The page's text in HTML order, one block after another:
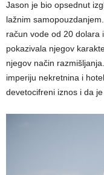
Jason je bio opsednut
lažnim
račun vode od 20 dolara
pokazivala njegov
njegov način
imperiju nekretnina i
devetocifreni iznos i da